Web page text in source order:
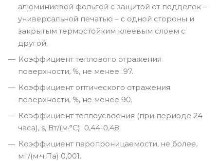
алюминиевой фольгой с защитой от подделок –
универсальной печатью – с одной стороны и
закрытым термостойким клеевым слоем с
другой.
Коэффициент теплового отражения
поверхности, %, не менее 97.
Коэффициент оптического отражения
поверхности, %, не менее 90.
Коэффициент теплоусвоения (при периоде 24
часа), s, Вт/(м·°C) 0,44-0,48.
Коэффициент паропроницаемости, не более,
мг/(м·ч·Па) 0,001.